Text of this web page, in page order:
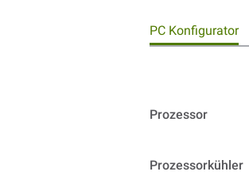
PC Konfigurator
Prozessor
Prozessorkühler